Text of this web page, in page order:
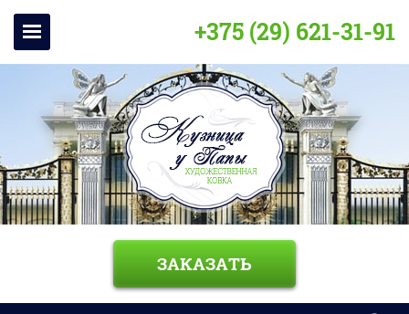
+375 (29) 621-31-91
ЗАКАЗАТЬ